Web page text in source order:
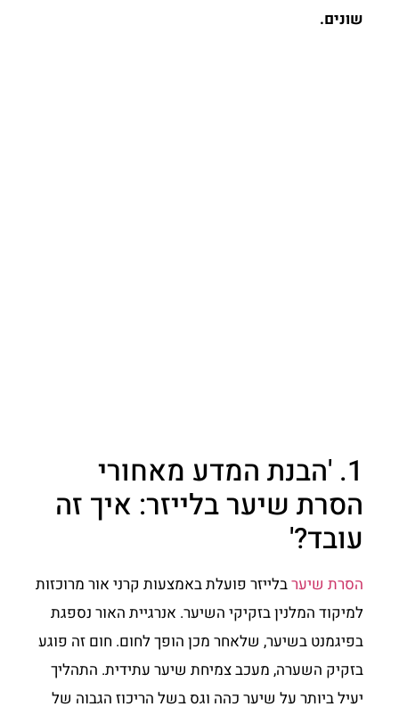
שונים.
1. 'הבנת המדע מאחורי
הסרת שיער בלייזר: איך זה
עובד?'
הסרת שיערבלייזר פועלת באמצעות קרני אור מרוכזות
למיקוד המלנין בזקיקי השיער. אנרגיית האור נספגת
בפיגמנט בשיער, שלאחר מכן הופך לחום. חום זה פוגע
בזקיק השערה, מעכב צמיחת שיער עתידית. התהליך
יעיל ביותר על שיער כהה וגס בשל הריכוז הגבוה של